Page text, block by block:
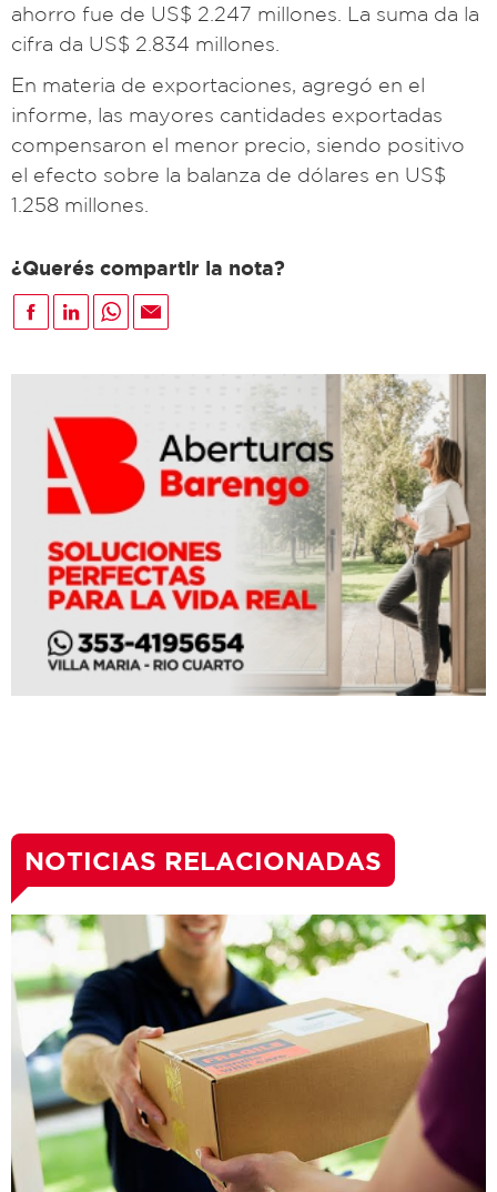
ahorro fue de US$ 2.247 millones. La suma da la
cifra da US$ 2.834 millones.
En materia de exportaciones, agregó en el
informe, las mayores cantidades exportadas
compensaron el menor precio, siendo positivo
el efecto sobre la balanza de dólares en US$
1.258 millones.
¿Querés compartir la nota?
NOTICIAS RELACIONADAS